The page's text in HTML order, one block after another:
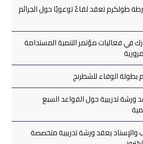
طولكرم تعقد لقاءً توعويًا حول الجرائم
في فعاليات مؤتمر التنمية المستدامة
الوفاء للشطرنج
تدريبية حول القواعد السبع
والإسناد يعقد ورشة تدريبية متخصصة